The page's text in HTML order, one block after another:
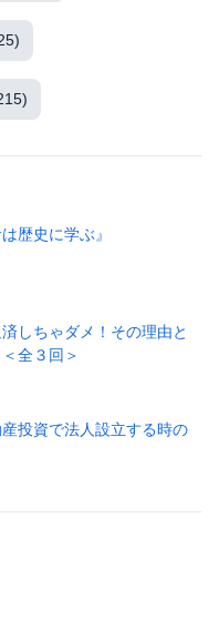
歴史に学ぶ』
しちゃダメ！その理由と
全３回＞
投資で法人設立する時の